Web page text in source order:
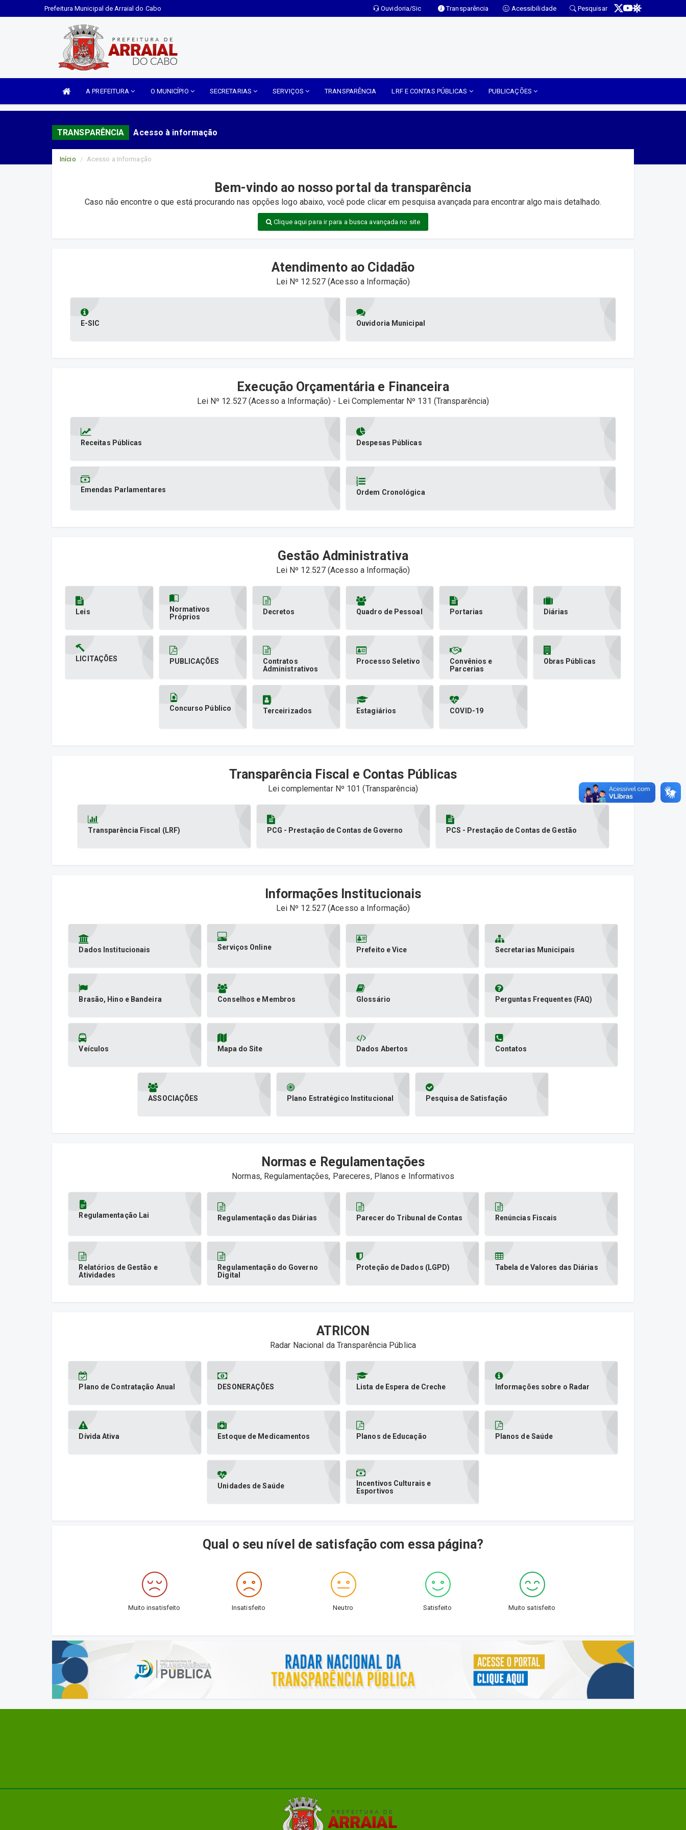
Prefeitura Municipal de Arraial do Cabo Ouvidoria/Sic Transparência Acessibilidade Pesquisar
A PREFEITURA O MUNICÍPIO SECRETARIAS SERVIÇOS TRANSPARÊNCIA LRF E CONTAS PÚBLICAS PUBLICAÇÕES
TRANSPARÊNCIA Acesso à informação
Início Acesso a Informação
Bem-vindo ao nosso portal da transparência
Caso não encontre o que está procurando nas opções logo abaixo, você pode clicar em pesquisa avançada para encontrar algo mais detalhado.
Clique aqui para ir para a busca avançada no site
Atendimento ao Cidadão
Lei Nº 12.527 (Acesso a Informação)
E-SIC Ouvidoria Municipal
Execução Orçamentária e Financeira
Lei Nº 12.527 (Acesso a Informação) - Lei Complementar Nº 131 (Transparência)
Receitas Públicas Despesas Públicas
Emendas Parlamentares Ordem Cronológica
Gestão Administrativa
Lei Nº 12.527 (Acesso a Informação)
Leis
Normativos
Próprios
Decretos Quadro de Pessoal Portarias Diárias
LICITAÇÕES PUBLICAÇÕES
Contratos
Administrativos
Processo Seletivo
Convênios e
Parcerias
Obras Públicas
Concurso Público Terceirizados Estagiários COVID-19
Transparência Fiscal e Contas Públicas
Lei complementar Nº 101 (Transparência)
Transparência Fiscal (LRF) PCG - Prestação de Contas de Governo PCS - Prestação de Contas de Gestão
Informações Institucionais
Lei Nº 12.527 (Acesso a Informação)
Dados Institucionais Serviços Online Prefeito e Vice Secretarias Municipais
Brasão, Hino e Bandeira Conselhos e Membros Glossário Perguntas Frequentes (FAQ)
Veículos Mapa do Site Dados Abertos Contatos
ASSOCIAÇÕES Plano Estratégico Institucional Pesquisa de Satisfação
Normas e Regulamentações
Normas, Regulamentações, Pareceres, Planos e Informativos
Regulamentação Lai Regulamentação das Diárias Parecer do Tribunal de Contas Renúncias Fiscais
Relatórios de Gestão e
Atividades
Regulamentação do Governo
Digital
Proteção de Dados (LGPD) Tabela de Valores das Diárias
ATRICON
Radar Nacional da Transparência Pública
Plano de Contratação Anual DESONERAÇÕES Lista de Espera de Creche Informações sobre o Radar
Dívida Ativa Estoque de Medicamentos Planos de Educação Planos de Saúde
Unidades de Saúde
Incentivos Culturais e
Esportivos
Qual o seu nível de satisfação com essa página?
Muito insatisfeito Insatisfeito Neutro Satisfeito Muito satisfeito